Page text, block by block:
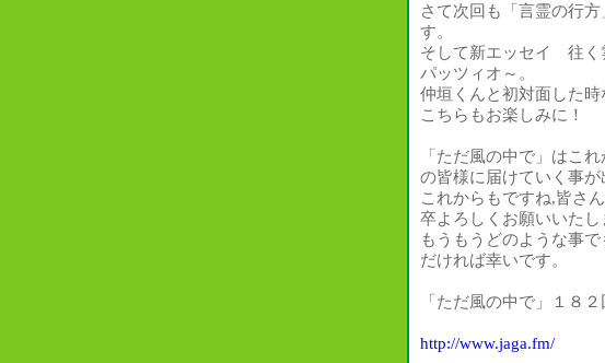
さて次回も「言霊の行
す。
そして新エッセイ 往く
パッツィオ～。
仲垣くんと初対面した時
こちらもお楽しみに！
「ただ風の中で」はこ
の皆様に届けていく事が
これからもですね,皆さ
卒よろしくお願いいたし
もうもうどのような事
だければ幸いです。
「ただ風の中で」１８
http://www.jaga.fm/